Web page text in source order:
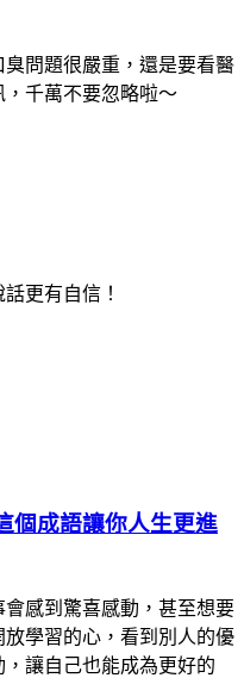
問題很嚴重，還是要看醫
千萬不要忽略啦～
更有自信！
個成語讓你人生更進
會感到驚喜感動，甚至想要
學習的心，看到別人的優
讓自己也能成為更好的